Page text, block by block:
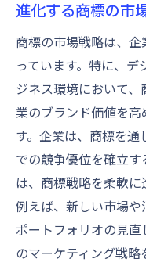
進化する商標の市
商標の市場戦略は、
っています。特に、
ジネス環境において
業のブランド価値を
す。企業は、商標を
での競争優位を確立
は、商標戦略を柔軟に
例えば、新しい市場
ポートフォリオの見
のマーケティング戦略